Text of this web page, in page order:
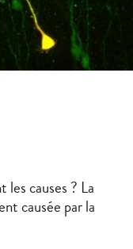
causes ? La
causée par la